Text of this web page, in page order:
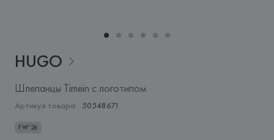
HUGO
Шлепанцы Timein с логотипом
Артикул товара: 50548671
FW'26